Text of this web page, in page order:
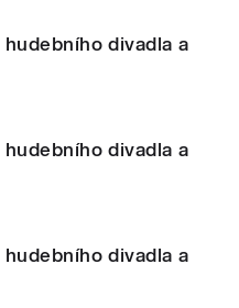
divadla a
divadla a
divadla a